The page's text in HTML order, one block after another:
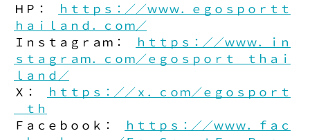
ＨＰ：
ｈｔｔｐｓ：／／ｗｗｗ．ｅｇｏｓｐｏｒｔｔ
ｈａｉｌａｎｄ．ｃｏｍ／
Ｉｎｓｔａｇｒａｍ：
ｈｔｔｐｓ：／／ｗｗｗ．ｉｎ
ｓｔａｇｒａｍ．ｃｏｍ／ｅｇｏｓｐｏｒｔ＿ｔｈａｉ
ｌａｎｄ／
Ｘ：
ｈｔｔｐｓ：／／ｘ．ｃｏｍ／ｅｇｏｓｐｏｒｔ
＿ｔｈ
Ｆａｃｅｂｏｏｋ：
ｈｔｔｐｓ：／／ｗｗｗ．ｆａｃ